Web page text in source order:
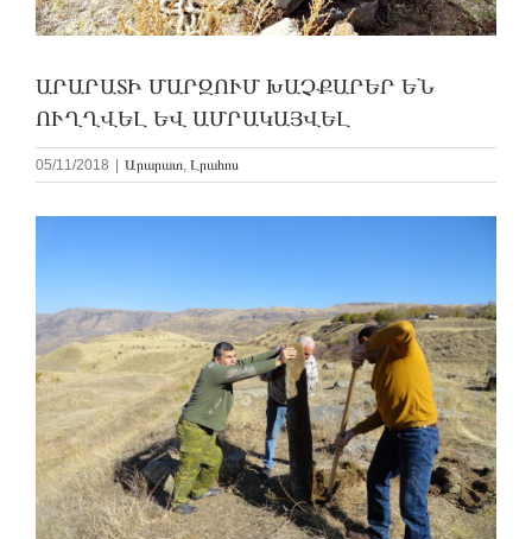
ԱՐԱՐԱՏԻ ՄԱՐԶՈՒՄ ԽԱՉՔԱՐԵՐ ԵՆ
ՈՒՂՂՎԵԼ ԵՎ ԱՄՐԱԿԱՅՎԵԼ
05/11/2018 Արարատ, Լրահոս